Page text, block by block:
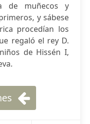
de muñecos y
y sábese
procedían los
regaló el rey D.
de Hissén I,